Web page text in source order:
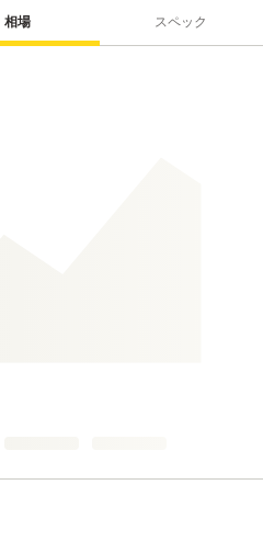
相場 スペック